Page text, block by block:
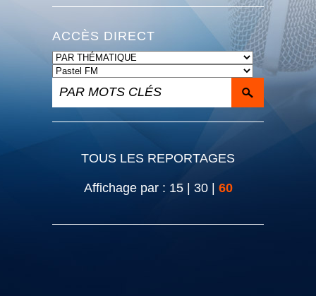
ACCÈS DIRECT
TOUS LES REPORTAGES
Affichage par : 15| 30| 60